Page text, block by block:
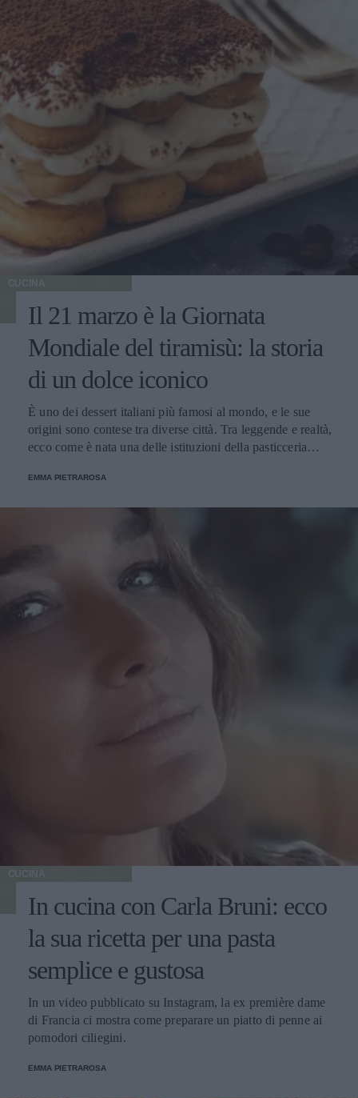
CUCINA
Il 21 marzo è la Giornata
Mondiale del tiramisù: la storia
di un dolce iconico
È uno dei dessert italiani più famosi al mondo, e le sue
origini sono contese tra diverse città. Tra leggende e realtà,
ecco come è nata una delle istituzioni della pasticceria
EMMA PIETRAROSA
CUCINA
In cucina con Carla Bruni: ecco
la sua ricetta per una pasta
semplice e gustosa
In un video pubblicato su Instagram, la ex première dame
di Francia ci mostra come preparare un piatto di penne ai
pomodori ciliegini.
EMMA PIETRAROSA